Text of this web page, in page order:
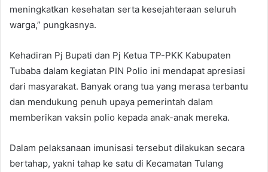
meningkatkan kesehatan serta kesejahteraan seluruh
warga,” pungkasnya.
Kehadiran Pj Bupati dan Pj Ketua TP-PKK Kabupaten
Tubaba dalam kegiatan PIN Polio ini mendapat apresiasi
dari masyarakat. Banyak orang tua yang merasa terbantu
dan mendukung penuh upaya pemerintah dalam
memberikan vaksin polio kepada anak-anak mereka.
Dalam pelaksanaan imunisasi tersebut dilakukan secara
bertahap, yakni tahap ke satu di Kecamatan Tulang